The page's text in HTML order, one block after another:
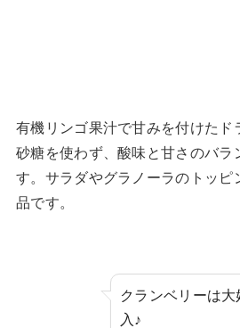
有機リンゴ果汁で甘みを付けたド
砂糖を使わず、酸味と甘さのバラ
す。サラダやグラノーラのトッピ
品です。
クランベリーは
入♪